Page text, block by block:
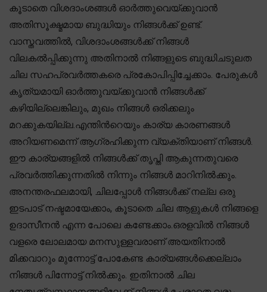
കൂടാതെ വിശദാംശങ്ങൾ ഓർത്തുവെയ്ക്കുവാൻ
അതിസൂക്ഷ്മമായ ബുദ്ധിയും നിങ്ങൾക്ക് ഉണ്ട്.
വാസ്തവത്തിൽ, വിശദാംശങ്ങൾക്ക് നിങ്ങൾ
വിലകൽപ്പിക്കുന്നു അതിനാൽ നിങ്ങളുടെ ബുദ്ധിചടുലത
ചില സഹപ്രവർത്തകരെ പ്രകോപിപ്പിച്ചേക്കാം. പേരുകൾ
കൃത്യമായി ഓർത്തുവയ്ക്കുവാൻ നിങ്ങൾക്ക്
കഴിയില്ലെങ്കിലും, മുഖം നിങ്ങൾ ഒരിക്കലും
മറക്കുകയില്ല.എന്തിന്‍റെയും കാര്യ കാരണങ്ങൾ
അറിയണമെന്ന് ആഗ്രഹിക്കുന്ന വ്യക്തിയാണ് നിങ്ങൾ.
ഈ കാര്യങ്ങളിൽ നിങ്ങൾക്ക് തൃപ്തി ആകുന്നതുവരെ
പ്രവർത്തിക്കുന്നതിൽ നിന്നും നിങ്ങൾ മാറിനിൽക്കും.
അനന്തരഫലമായി, ചിലപ്പോൾ നിങ്ങൾക്ക് നല്ല ഒരു
ഇടപാട് നഷ്ടമായേക്കാം, കൂടാതെ ചില ആളുകൾ നിങ്ങളെ
ഉദാസീനൻ എന്ന പോലെ കണ്ടേക്കാം.ഒരളവിൽ നിങ്ങൾ
വളരെ ലോലമായ മനസുള്ളവരാണ് അയതിനാൽ
മിക്കവാറും മുന്നോട്ട് പോകേണ്ട കാര്യങ്ങൾക്കെല്ലാം
നിങ്ങൾ പിന്നോട്ട് നിൽക്കും. ഇതിനാൽ ചില